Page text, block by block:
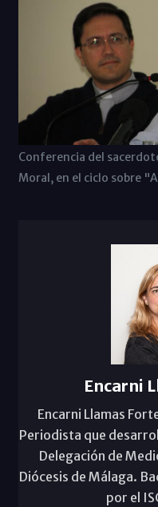
Conferencia del
Moral, en el ciclo sobre
Encarni
Encarni Llamas
Periodista que
Delegación de
Diócesis de Málaga.
por el